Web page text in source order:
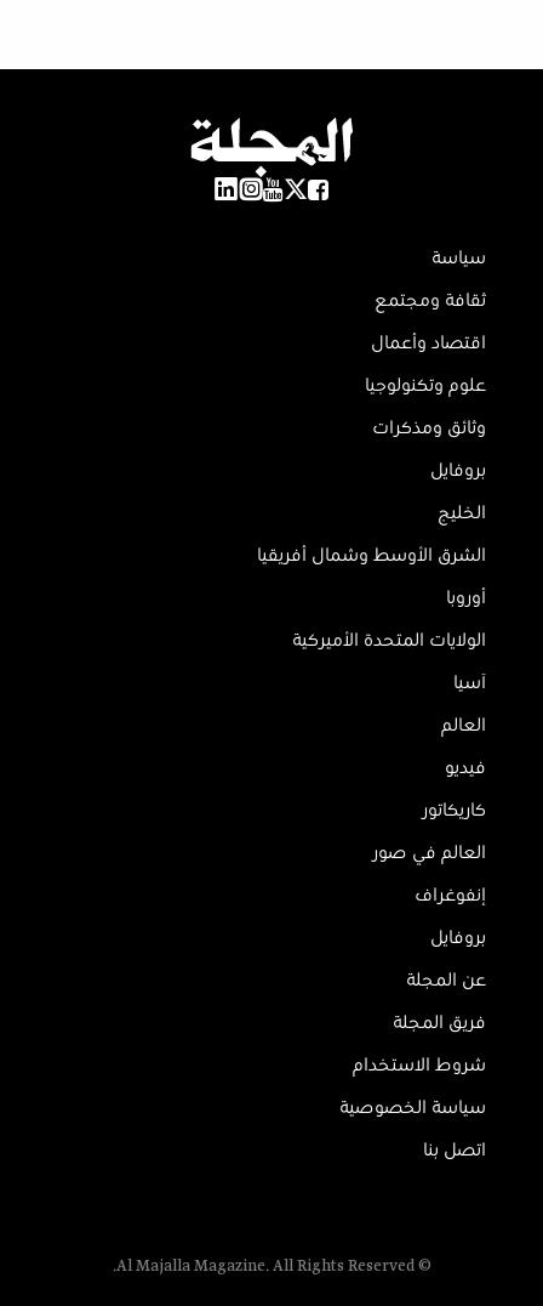
سياسة
ثقافة ومجتمع
اقتصاد وأعمال
علوم وتكنولوجيا
وثائق ومذكرات
بروفايل
الخليج
الشرق الأوسط وشمال أفريقيا
أوروبا
الولايات المتحدة الأميركية
آسيا
العالم
فيديو
كاريكاتور
العالم في صور
إنفوغراف
بروفايل
عن المجلة
فريق المجلة
شروط الاستخدام
سياسة الخصوصية
اتصل بنا
© Al Majalla Magazine. All Rights Reserved.